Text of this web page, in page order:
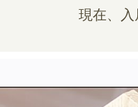
現在、